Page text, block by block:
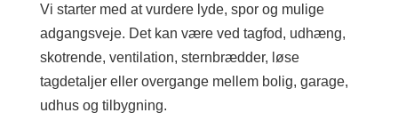
Vi starter med at vurdere lyde, spor og mulige
adgangsveje. Det kan være ved tagfod, udhæng,
skotrende, ventilation, sternbrædder, løse
tagdetaljer eller overgange mellem bolig, garage,
udhus og tilbygning.